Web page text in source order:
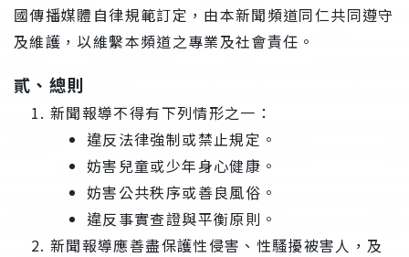
國傳播媒體自律規範訂定，由本新聞頻道同仁共同遵守
及維護，以維繫本頻道之專業及社會責任。
貳、總則
新聞報導不得有下列情形之一：
違反法律強制或禁止規定。
妨害兒童或少年身心健康。
妨害公共秩序或善良風俗。
違反事實查證與平衡原則。
新聞報導應善盡保護性侵害、性騷擾被害人，及